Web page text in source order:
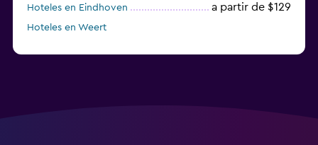
Hoteles en Eindhoven a partir de $129
Hoteles en Weert